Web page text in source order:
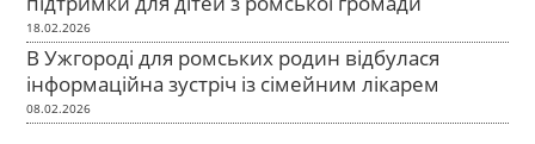
18.02.2026
В Ужгороді для ромських родин відбулася
інформаційна зустріч із сімейним лікарем
08.02.2026